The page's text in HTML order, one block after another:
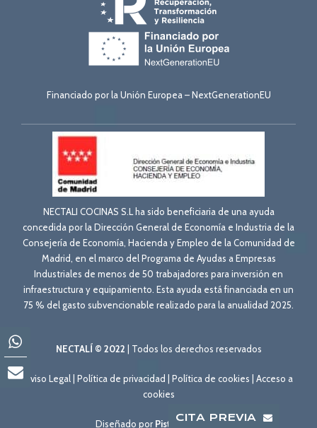
CITA PREVIA
Financiado por la Unión Europea – NextGenerationEU
NECTALI COCINAS S.L ha sido beneficiaria de una ayuda
concedida por la Dirección General de Economía e Industria de la
Consejería de Economía, Hacienda y Empleo de la Comunidad de
Madrid, en el marco del Programa de Ayudas a Empresas
Industriales de menos de 50 trabajadores para inversión en
infraestructura y equipamiento. Esta ayuda está financiada en un
75 % del gasto subvencionable realizado para la anualidad 2025.
NECTALÍ © 2022 | Todos los derechos reservados
Aviso Legal| Política de privacidad Política de cookies
Acceso a
cookies
Diseñado por Pisto con Webo